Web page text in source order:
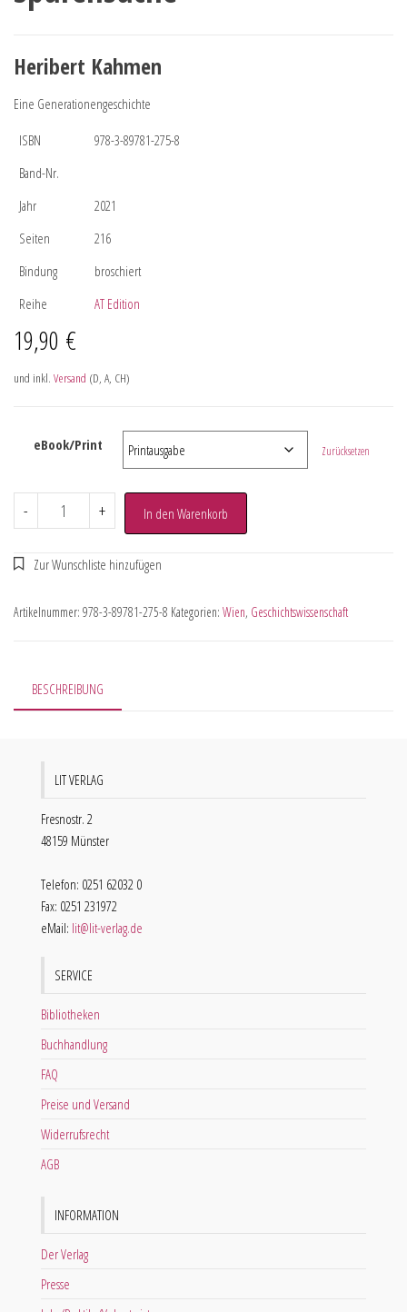
Heribert Kahmen
Eine Generationengeschichte
ISBN
978-3-89781-275-8
Band-Nr.
Jahr
2021
Seiten
216
Bindung
broschiert
Reihe
AT Edition
19,90 €
und inkl. Versand (D, A, CH)
eBook/Print Zurücksetzen
- + In den Warenkorb
Artikelnummer: 978-3-89781-275-8 Kategorien: Wien, Geschichtswissenschaft
BESCHREIBUNG
LIT VERLAG
Fresnostr. 2
48159 Münster
Telefon: 0251 62032 0
Fax: 0251 231972
eMail: lit@lit-verlag.de
SERVICE
Bibliotheken
Buchhandlung
FAQ
Preise und Versand
Widerrufsrecht
AGB
INFORMATION
Der Verlag
Presse